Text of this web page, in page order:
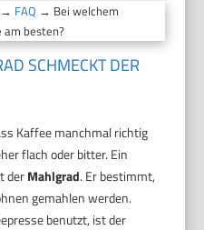
→ FAQ → Bei welchem
am besten?
SCHMECKT DER
Kaffee manchmal richtig
flach oder bitter. Ein
derMahlgrad. Er bestimmt,
gemahlen werden.
benutzt, ist der